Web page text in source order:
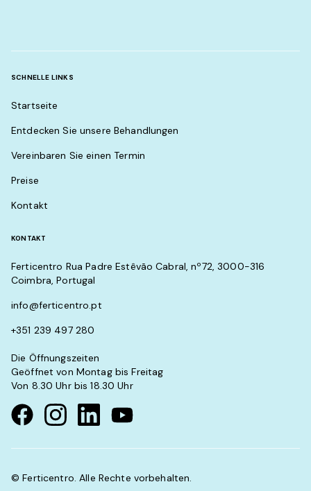
SCHNELLE LINKS
Startseite
Entdecken Sie unsere Behandlungen
Vereinbaren Sie einen Termin
Preise
Kontakt
KONTAKT
Ferticentro Rua Padre Estêvão Cabral, nº72, 3000-316
Coimbra, Portugal
info@ferticentro.pt
+351 239 497 280
Die Öffnungszeiten
Geöffnet von Montag bis Freitag
Von 8.30 Uhr bis 18.30 Uhr
Visit our Facebook page
Visit our instagram page
Visit our linkedin page
Visit our youtube page
© Ferticentro. Alle Rechte vorbehalten.